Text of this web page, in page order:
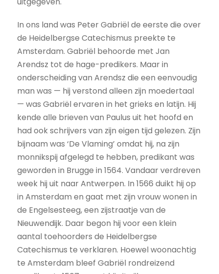
In ons land was Peter Gabriël de eerste die over
de Heidelbergse Catechismus preekte te
Amsterdam. Gabriël behoorde met Jan
Arendsz tot de hage-predikers. Maar in
onderscheiding van Arendsz die een eenvoudig
man was — hij verstond alleen zijn moedertaal
— was Gabriël ervaren in het grieks en latijn. Hij
kende alle brieven van Paulus uit het hoofd en
had ook schrijvers van zijn eigen tijd gelezen. Zijn
bijnaam was ‘De Vlaming’ omdat hij, na zijn
monnikspij afgelegd te hebben, predikant was
geworden in Brugge in 1564. Vandaar verdreven
week hij uit naar Antwerpen. In 1566 duikt hij op
in Amsterdam en gaat met zijn vrouw wonen in
de Engelsesteeg, een zijstraatje van de
Nieuwendijk. Daar begon hij voor een klein
aantal toehoorders de Heidelbergse
Catechismus te verklaren. Hoewel woonachtig
te Amsterdam bleef Gabriël rondreizend